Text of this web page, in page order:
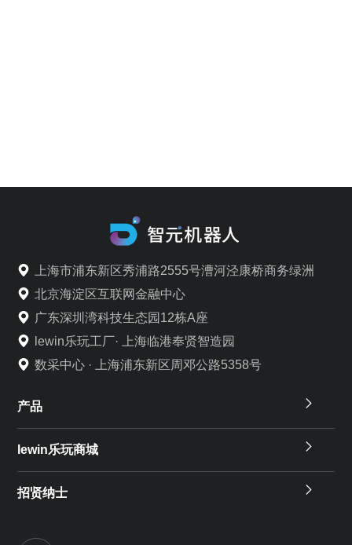
上海市浦东新区秀浦路2555号漕河泾康桥商务绿洲
北京海淀区互联网金融中心
广东深圳湾科技生态园12栋A座
lewin乐玩工厂· 上海临港奉贤智造园
数采中心 · 上海浦东新区周邓公路5358号
产品
lewin乐玩商城
招贤纳士